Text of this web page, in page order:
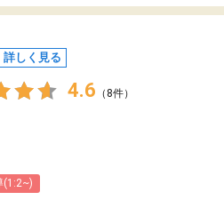
詳しく見る
4.6 （8件）
(1:2~)